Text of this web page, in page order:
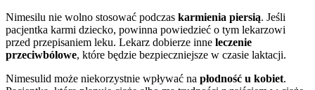
Nimesilu nie wolno stosować podczas karmienia piersią. Jeśli
pacjentka karmi dziecko, powinna powiedzieć o tym lekarzowi
przed przepisaniem leku. Lekarz dobierze inne leczenie
przeciwbólowe, które będzie bezpieczniejsze w czasie laktacji.
Nimesulid może niekorzystnie wpływać na płodność u kobiet.